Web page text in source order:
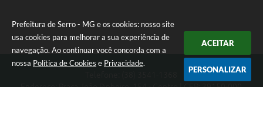
Prefeitura de Serro - MG e os cookies: nosso site
usa cookies para melhorar a sua experiência de
navegação. Ao continuar você concorda com a
nossa Política de Cookies e Privacidade.
ACEITAR
PERSONALIZAR
Endereço: Praça João Pinheiro, 154 - Centro | CEP: 39150-000